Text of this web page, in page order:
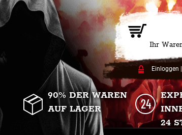
Ihr
Einloggen
90% DER WAREN
AUF LAGER
24